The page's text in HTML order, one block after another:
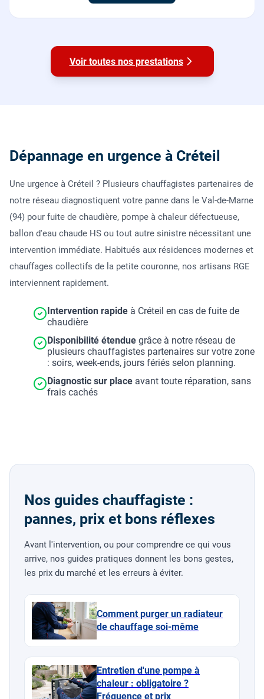
Voir toutes nos prestations
Dépannage en urgence à Créteil
Une urgence à Créteil ? Plusieurs chauffagistes partenaires de
notre réseau diagnostiquent votre panne dans le Val-de-Marne
(94) pour fuite de chaudière, pompe à chaleur défectueuse,
ballon d'eau chaude HS ou tout autre sinistre nécessitant une
intervention immédiate. Habitués aux résidences modernes et
chauffages collectifs de la petite couronne, nos artisans RGE
interviennent rapidement.
Intervention rapide à Créteil en cas de fuite de
chaudière
Disponibilité étendue grâce à notre réseau de
plusieurs chauffagistes partenaires sur votre zone
: soirs, week-ends, jours fériés selon planning.
Diagnostic sur place avant toute réparation, sans
frais cachés
Nos guides chauffagiste :
pannes, prix et bons réflexes
Avant l'intervention, ou pour comprendre ce qui vous
arrive, nos guides pratiques donnent les bons gestes,
les prix du marché et les erreurs à éviter.
Comment purger un radiateur
de chauffage soi-même
Entretien d'une pompe à
chaleur : obligatoire ?
Fréquence et prix